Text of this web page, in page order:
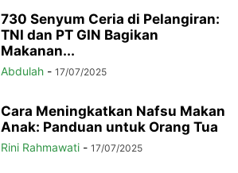
730 Senyum Ceria di Pelangiran:
TNI dan PT GIN Bagikan
Makanan...
Abdulah - 17/07/2025
Cara Meningkatkan Nafsu Makan
Anak: Panduan untuk Orang Tua
Rini Rahmawati - 17/07/2025